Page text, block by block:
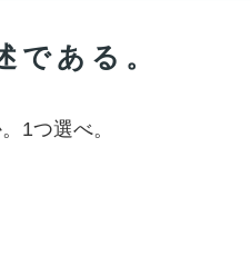
ある。
1つ選べ。